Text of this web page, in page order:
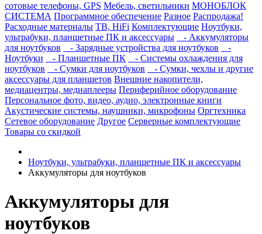
сотовые телефоны, GPS Мебель, светильники МОНОБЛОК
СИСТЕМА Программное обеспечение Разное Распродажа!
Расходные материалы ТВ, HiFi Комплектующие Ноутбуки,
ультрабуки, планшетные ПК и аксессуары
- Аккумуляторы
для ноутбуков
- Зарядные устройства для ноутбуков
-
Ноутбуки
- Планшетные ПК
- Системы охлаждения для
ноутбуков
- Сумки для ноутбуков
- Сумки, чехлы и другие
аксессуары для планшетов Внешние накопители,
медиацентры, медиаплееры Периферийное оборудование
Персональное фото, видео, аудио, электронные книги
Акустические системы, наушники, микрофоны Оргтехника
Сетевое оборудование Другое Серверные комплектующие
Товары со скидкой
Ноутбуки, ультрабуки, планшетные ПК и аксессуары
Аккумуляторы для ноутбуков
Аккумуляторы для
ноутбуков